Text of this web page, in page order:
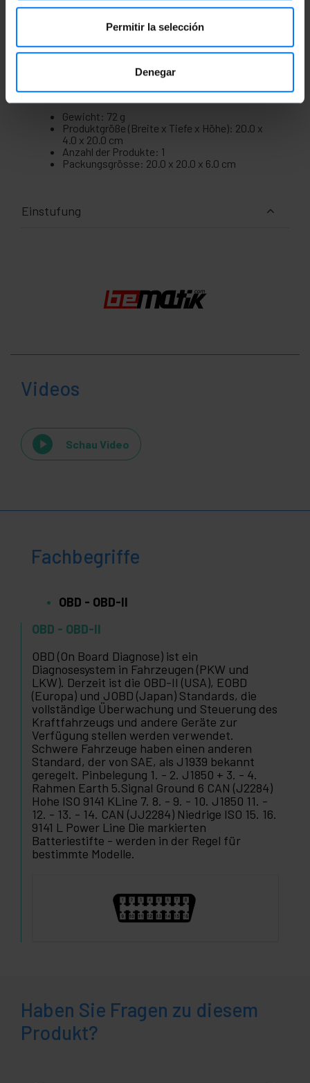
Permitir la selección
Denegar
das OBDII-Protokoll verwenden.
oder Konfiguration erforderlich.
Gewicht: 72 g
Produktgröße (Breite x Tiefe x Höhe): 20.0 x
4.0 x 20.0 cm
Anzahl der Produkte: 1
Packungsgrösse: 20.0 x 20.0 x 6.0 cm
Einstufung
Videos
Schau Video
Fachbegriffe
OBD - OBD-II
OBD - OBD-II
OBD (On Board Diagnose) ist ein
Diagnosesystem in Fahrzeugen (PKW und
LKW). Derzeit ist die OBD-II (USA), EOBD
(Europa) und JOBD (Japan) Standards, die
vollständige Überwachung und Steuerung des
Kraftfahrzeugs und andere Geräte zur
Verfügung stellen werden verwendet.
Schwere Fahrzeuge haben einen anderen
Standard, der von SAE, als J1939 bekannt
geregelt. Pinbelegung 1. - 2. J1850 + 3. - 4.
Rahmen Earth 5.Signal Ground 6 CAN (J2284)
Hohe ISO 9141 KLine 7. 8. - 9. - 10. J1850 11. -
12. - 13. - 14. CAN (JJ2284) Niedrige ISO 15. 16.
9141 L Power Line Die markierten
Batteriestifte - werden in der Regel für
bestimmte Modelle.
Haben Sie Fragen zu diesem
Produkt?